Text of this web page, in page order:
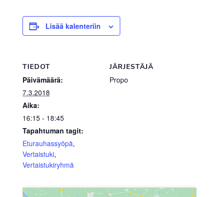
Lisää kalenteriin
TIEDOT
Päivämäärä:
7.3.2018
Aika:
16:15 - 18:45
Tapahtuman tagit:
Eturauhassyöpä,
Vertaistuki,
Vertaistukiryhmä
JÄRJESTÄJÄ
Propo